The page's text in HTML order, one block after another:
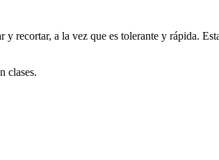
recortar, a la vez que es tolerante y rápida.
clases.